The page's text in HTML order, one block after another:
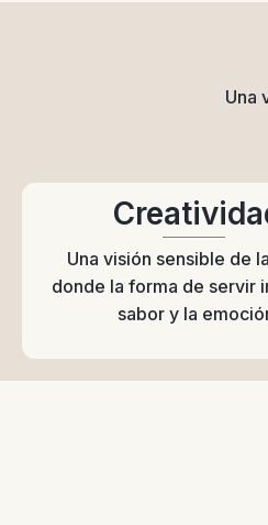
Una
Una visión sensible de
donde la forma de servir
sabor y la